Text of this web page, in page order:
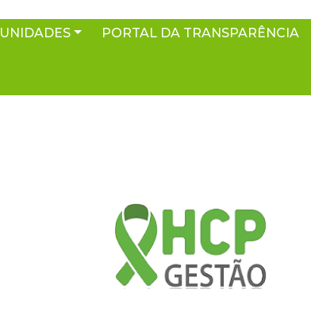
UNIDADES PORTAL DA TRANSPARÊNCIA